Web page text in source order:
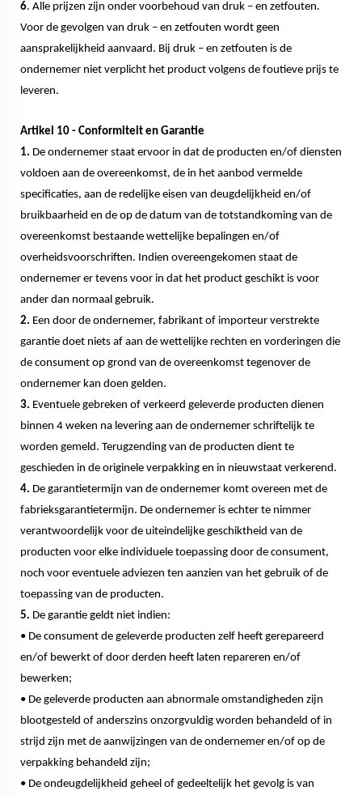
6. Alle prijzen zijn onder voorbehoud van druk – en zetfouten.
Voor de gevolgen van druk – en zetfouten wordt geen
aansprakelijkheid aanvaard. Bij druk – en zetfouten is de
ondernemer niet verplicht het product volgens de foutieve prijs te
leveren.
Artikel 10 - Conformiteit en Garantie
1. De ondernemer staat ervoor in dat de producten en/of diensten
voldoen aan de overeenkomst, de in het aanbod vermelde
specificaties, aan de redelijke eisen van deugdelijkheid en/of
bruikbaarheid en de op de datum van de totstandkoming van de
overeenkomst bestaande wettelijke bepalingen en/of
overheidsvoorschriften. Indien overeengekomen staat de
ondernemer er tevens voor in dat het product geschikt is voor
ander dan normaal gebruik.
2. Een door de ondernemer, fabrikant of importeur verstrekte
garantie doet niets af aan de wettelijke rechten en vorderingen die
de consument op grond van de overeenkomst tegenover de
ondernemer kan doen gelden.
3. Eventuele gebreken of verkeerd geleverde producten dienen
binnen 4 weken na levering aan de ondernemer schriftelijk te
worden gemeld. Terugzending van de producten dient te
geschieden in de originele verpakking en in nieuwstaat verkerend.
4. De garantietermijn van de ondernemer komt overeen met de
fabrieksgarantietermijn. De ondernemer is echter te nimmer
verantwoordelijk voor de uiteindelijke geschiktheid van de
producten voor elke individuele toepassing door de consument,
noch voor eventuele adviezen ten aanzien van het gebruik of de
toepassing van de producten.
5. De garantie geldt niet indien:
• De consument de geleverde producten zelf heeft gerepareerd
en/of bewerkt of door derden heeft laten repareren en/of
bewerken;
• De geleverde producten aan abnormale omstandigheden zijn
blootgesteld of anderszins onzorgvuldig worden behandeld of in
strijd zijn met de aanwijzingen van de ondernemer en/of op de
verpakking behandeld zijn;
• De ondeugdelijkheid geheel of gedeeltelijk het gevolg is van